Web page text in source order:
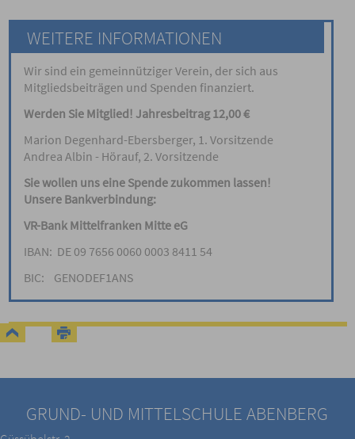
WEITERE INFORMATIONEN
Wir sind ein gemeinnütziger Verein, der sich aus
Mitgliedsbeiträgen und Spenden finanziert.
Werden Sie Mitglied! Jahresbeitrag 12,00 €
Marion Degenhard-Ebersberger, 1. Vorsitzende
Andrea Albin - Hörauf, 2. Vorsitzende
Sie wollen uns eine Spende zukommen lassen!
Unsere Bankverbindung:
VR-Bank Mittelfranken Mitte eG
IBAN: DE 09 7656 0060 0003 8411 54
BIC: GENODEF1ANS
GRUND- UND MITTELSCHULE ABENBERG